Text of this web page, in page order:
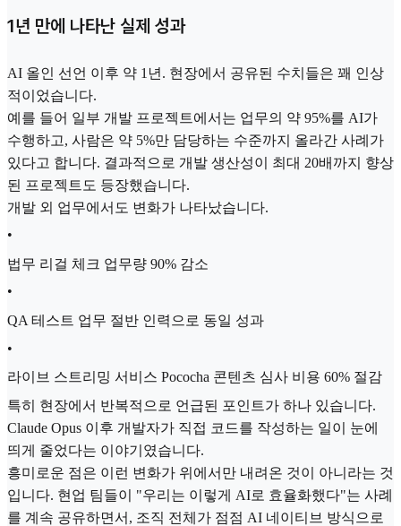
1년 만에 나타난 실제 성과
AI 올인 선언 이후 약 1년. 현장에서 공유된 수치들은 꽤 인상
적이었습니다.
예를 들어 일부 개발 프로젝트에서는 업무의 약 95%를 AI가
수행하고, 사람은 약 5%만 담당하는 수준까지 올라간 사례가
있다고 합니다. 결과적으로 개발 생산성이 최대 20배까지 향상
된 프로젝트도 등장했습니다.
개발 외 업무에서도 변화가 나타났습니다.
•
법무 리걸 체크 업무량 90% 감소
•
QA 테스트 업무 절반 인력으로 동일 성과
•
라이브 스트리밍 서비스 Pococha 콘텐츠 심사 비용 60% 절감
특히 현장에서 반복적으로 언급된 포인트가 하나 있습니다.
Claude Opus 이후 개발자가 직접 코드를 작성하는 일이 눈에
띄게 줄었다는 이야기였습니다.
흥미로운 점은 이런 변화가 위에서만 내려온 것이 아니라는 것
입니다. 현업 팀들이 "우리는 이렇게 AI로 효율화했다"는 사례
를 계속 공유하면서, 조직 전체가 점점 AI 네이티브 방식으로